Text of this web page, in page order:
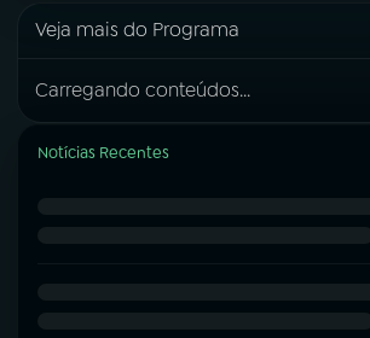
Veja mais do Programa
Carregando conteúdos...
Notícias Recentes